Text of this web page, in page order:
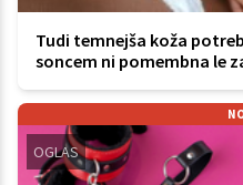
Tudi temnejša koža
soncem ni pomembna le
OGLAS